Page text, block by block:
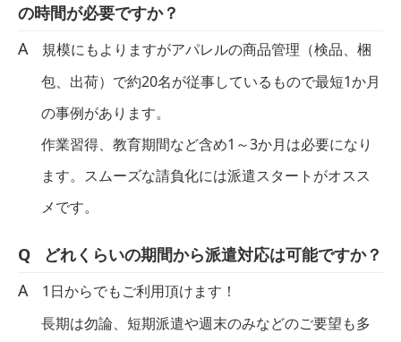
の時間が必要ですか？
規模にもよりますがアパレルの商品管理（検品、梱
包、出荷）で約20名が従事しているもので最短1か月
の事例があります。
作業習得、教育期間など含め1～3か月は必要になり
ます。スムーズな請負化には派遣スタートがオスス
メです。
どれくらいの期間から派遣対応は可能ですか？
1日からでもご利用頂けます！
長期は勿論、短期派遣や週末のみなどのご要望も多